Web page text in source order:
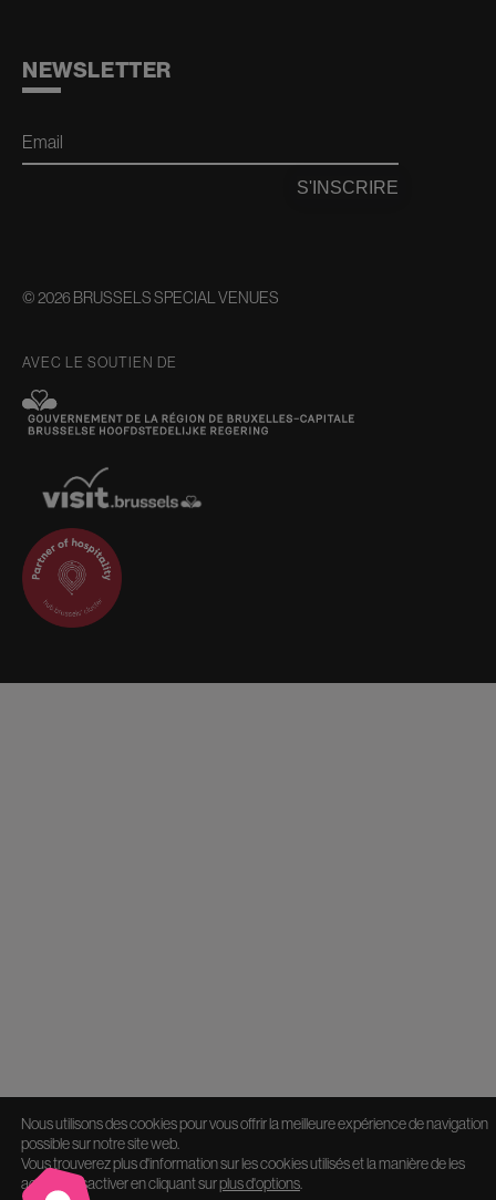
NEWSLETTER
Email
S'INSCRIRE
© 2026 BRUSSELS SPECIAL VENUES
AVEC LE SOUTIEN DE
Nous utilisons des cookies pour vous offrir la meilleure expérience de navigation
possible sur notre site web.
Vous trouverez plus d'information sur les cookies utilisés et la manière de les
activer/désactiver en cliquant surplus d'options.